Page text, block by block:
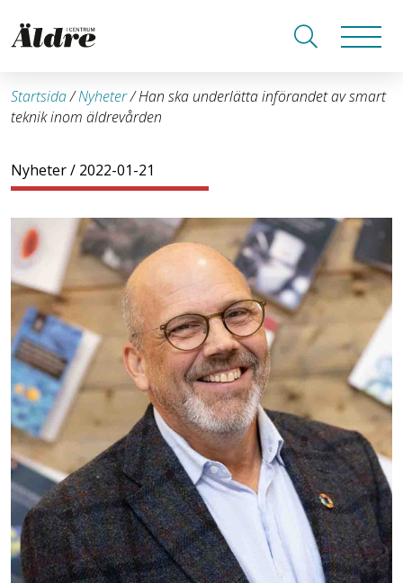
Startsida/Nyheter/Han ska underlätta införandet av smart
teknik inom äldrevården
Nyheter/ 2022-01-21